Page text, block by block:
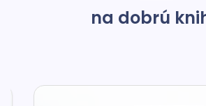
na dobrú